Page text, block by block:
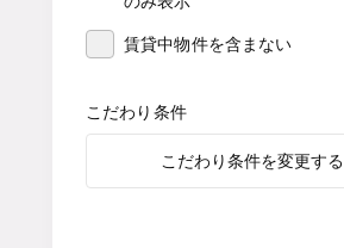
賃貸中物件を含まない
こだわり条件
こだわり条件を変更する